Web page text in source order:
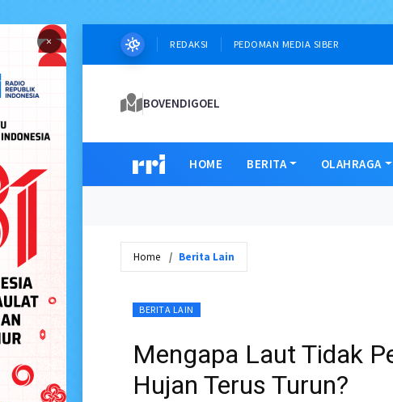
× REDAKSI PEDOMAN MEDIA SIBER
BOVENDIGOEL
HOME BERITA OLAHRAGA
Home Berita Lain
BERITA LAIN
Mengapa Laut Tidak
Hujan Terus Turun?